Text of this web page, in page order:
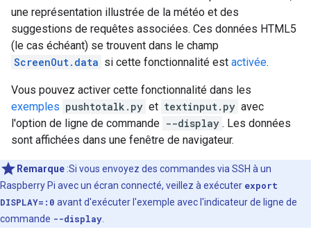
une représentation illustrée de la météo et des
suggestions de requêtes associées. Ces données HTML5
(le cas échéant) se trouvent dans le champ
ScreenOut.data si cette fonctionnalité est activée.
Vous pouvez activer cette fonctionnalité dans les
exemples pushtotalk.py et textinput.py avec
l'option de ligne de commande --display . Les données
sont affichées dans une fenêtre de navigateur.
Remarque :Si vous envoyez des commandes via SSH à un
Raspberry Pi avec un écran connecté, veillez à exécuter export
DISPLAY=:0 avant d'exécuter l'exemple avec l'indicateur de ligne de
commande --display